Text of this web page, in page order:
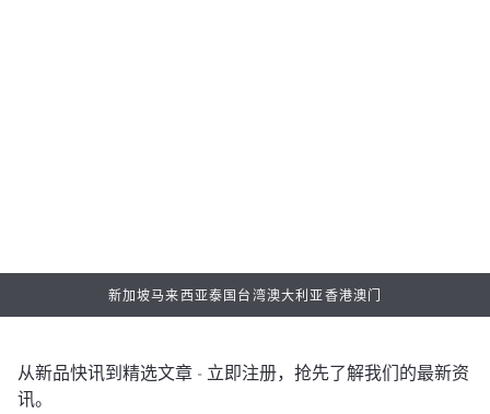
新加坡马来西亚泰国台湾澳大利亚香港澳门
从新品快讯到精选文章 - 立即注册，抢先了解我们的最新资
讯。